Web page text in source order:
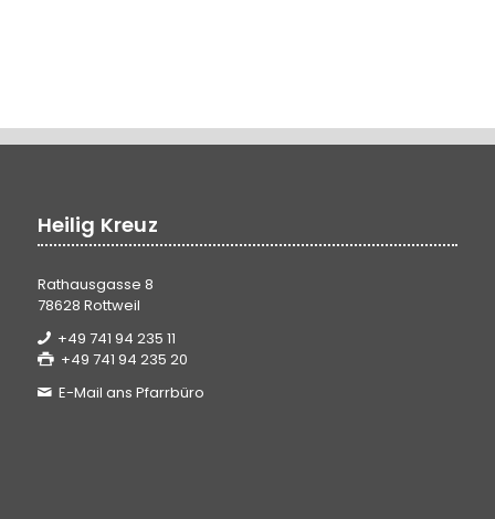
Heilig Kreuz
Rathausgasse 8
78628 Rottweil
+49 741 94 235 11
+49 741 94 235 20
E-Mail ans Pfarrbüro